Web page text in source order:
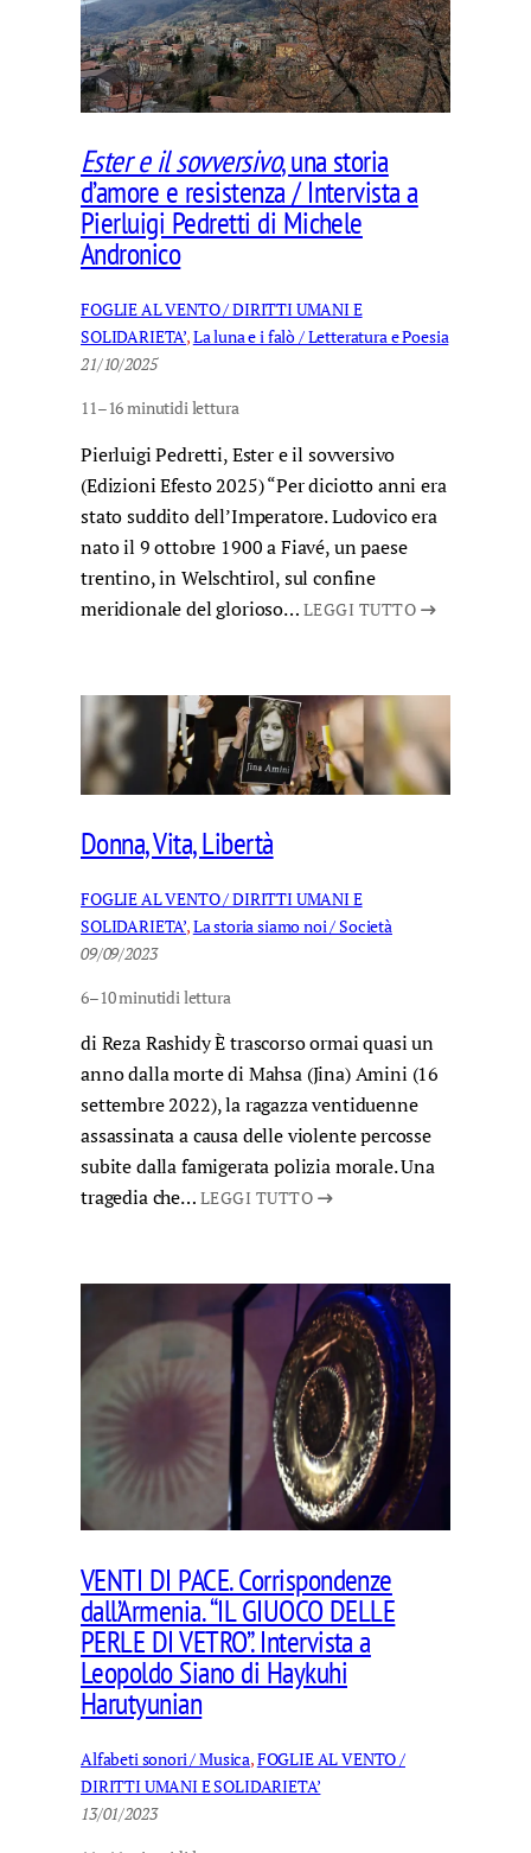
Ester e il sovversivo, una storia
d’amore e resistenza / Intervista a
Pierluigi Pedretti di Michele
Andronico
FOGLIE AL VENTO / DIRITTI UMANI E
SOLIDARIETA’, La luna e i falò / Letteratura e Poesia
21/10/2025
11–16 minutidi lettura
Pierluigi Pedretti, Ester e il sovversivo
(Edizioni Efesto 2025) “Per diciotto anni era
stato suddito dell’Imperatore. Ludovico era
nato il 9 ottobre 1900 a Fiavé, un paese
trentino, in Welschtirol, sul confine
meridionale del glorioso… LEGGI TUTTO
Donna, Vita, Libertà
FOGLIE AL VENTO / DIRITTI UMANI E
SOLIDARIETA’, La storia siamo noi / Società
09/09/2023
6–10 minutidi lettura
di Reza Rashidy È trascorso ormai quasi un
anno dalla morte di Mahsa (Jina) Amini (16
settembre 2022), la ragazza ventiduenne
assassinata a causa delle violente percosse
subite dalla famigerata polizia morale. Una
tragedia che… LEGGI TUTTO
VENTI DI PACE. Corrispondenze
dall’Armenia. “IL GIUOCO DELLE
PERLE DI VETRO”. Intervista a
Leopoldo Siano di Haykuhi
Harutyunian
Alfabeti sonori / Musica, FOGLIE AL VENTO /
DIRITTI UMANI E SOLIDARIETA’
13/01/2023